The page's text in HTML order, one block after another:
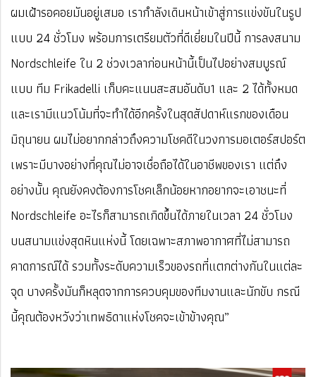
ผมเฝ้ารอคอยมันอยู่เสมอ เรากำลังเดินหน้าเข้าสู่การแข่งขันในรูป
แบบ 24 ชั่วโมง พร้อมการเตรียมตัวที่ดีเยี่ยมในปีนี้ การลงสนาม
Nordschleife ใน 2 ช่วงเวลาก่อนหน้านี้เป็นไปอย่างสมบูรณ์
แบบ ทีม Frikadelli เก็บคะแนนสะสมอันดับ1 และ 2 ได้ทั้งหมด
และเรามีแนวโน้มที่จะทำได้อีกครั้งในสุดสัปดาห์แรกของเดือน
มิถุนายน ผมไม่อยากกล่าวถึงความโชคดีในวงการมอเตอร์สปอร์ต
เพราะมีบางอย่างที่คุณไม่อาจเชื่อถือได้ในอาชีพของเรา แต่ถึง
อย่างนั้น คุณยังคงต้องการโชคเล็กน้อยหากอยากจะเอาชนะที่
Nordschleife อะไรก็สามารถเกิดขึ้นได้ภายในเวลา 24 ชั่วโมง
บนสนามแข่งสุดหินแห่งนี้ โดยเฉพาะสภาพอากาศที่ไม่สามารถ
คาดการณ์ได้ รวมทั้งระดับความเร็วของรถที่แตกต่างกันในแต่ละ
จุด บางครั้งมันก็หลุดจากการควบคุมของทีมงานและนักขับ กรณี
นี้คุณต้องหวังว่าเทพธิดาแห่งโชคจะเข้าข้างคุณ”